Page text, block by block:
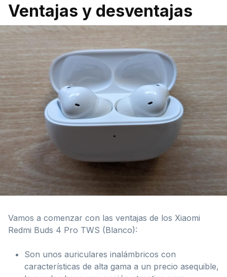
Ventajas y desventajas
Vamos a comenzar con las ventajas de los Xiaomi
Redmi Buds 4 Pro TWS (Blanco):
Son unos auriculares inalámbricos con
características de alta gama a un precio asequible,